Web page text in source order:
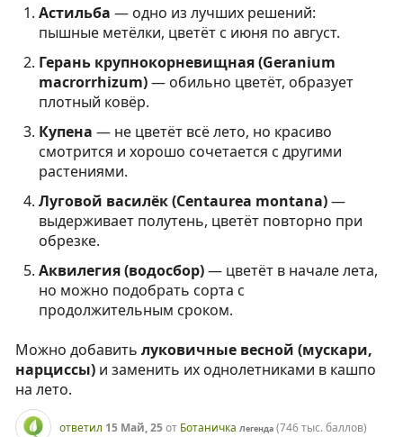
Астильба — одно из лучших решений:
пышные метёлки, цветёт с июня по август.
Герань крупнокорневищная (Geranium
macrorrhizum)— обильно цветёт, образует
плотный ковёр.
Купена — не цветёт всё лето, но красиво
смотрится и хорошо сочетается с другими
растениями.
Луговой василёк (Centaurea montana)—
выдерживает полутень, цветёт повторно при
обрезке.
Аквилегия (водосбор)— цветёт в начале лета,
но можно подобрать сорта с
продолжительным сроком.
Можно добавить луковичные весной (мускари,
нарциссы) и заменить их однолетниками в кашпо
на лето.
ответил 15 Май, 25от Ботаничка Легенда (746 тыс.баллов)